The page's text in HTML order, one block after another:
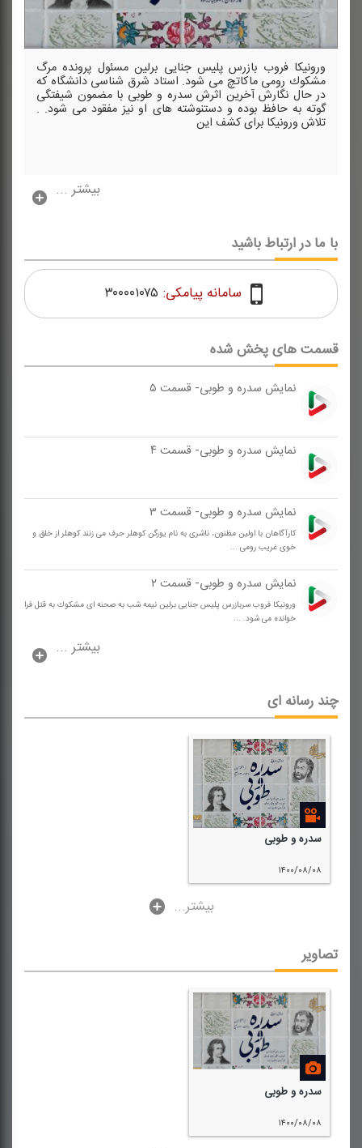
ورونیكا فروب بازرس پلیس جنایی برلین مسئول پرونده مرگ
مشكوك رومی ماكاتچ می شود. استاد شرق شناسی دانشگاه كه
در حال نگارش آخرین اثرش سدره و طوبی با مضمون شیفتگی
گوته به حافظ بوده و دستنوشته های او نیز مفقود می شود. .
تلاش ورونیكا برای كشف این
بیشتر ...
قسمت های پخش شده
نمایش سدره و طوبی- قسمت ۵
نمایش سدره و طوبی- قسمت ۴
نمایش سدره و طوبی- قسمت ۳
كارآگاهان با اولین مظنون، ناشری به نام یورگن كوهلر حرف می زنند كوهلر از خلق و
خوی غریب رومی ...
نمایش سدره و طوبی- قسمت ۲
ورونیكا فروب سربازرس پلیس جنایی برلین نیمه شب به صحنه ای مشكوك به قتل فرا
خوانده می شود. ...
بیشتر ...
با ما در ارتباط باشید
سامانه پیامکی: ۳۰۰۰۰۱۰۷۵
چند رسانه ای
سدره و طوبی
۱۴۰۰/۰۸/۰۸
...بیشتر
تصاویر
سدره و طوبی
۱۴۰۰/۰۸/۰۸